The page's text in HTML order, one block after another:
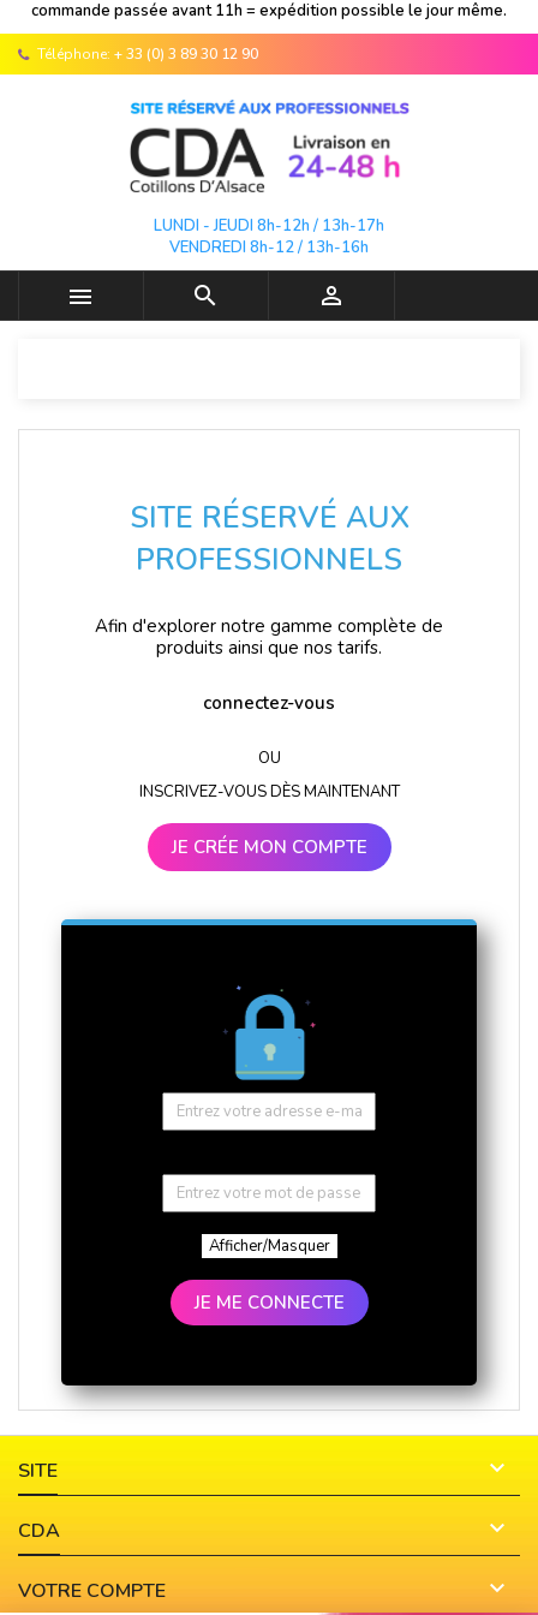
commande passée avant 11h = expédition possible le jour même.
Téléphone: + 33 (0) 3 89 30 12 90
LUNDI - JEUDI 8h-12h / 13h-17h
VENDREDI 8h-12 / 13h-16h
  
SITE RÉSERVÉ AUX
PROFESSIONNELS
Afin d'explorer notre gamme complète de
produits ainsi que nos tarifs.
connectez-vous
OU
INSCRIVEZ-VOUS DÈS MAINTENANT
JE CRÉE MON COMPTE
Afficher/Masquer
JE ME CONNECTE
SITE 
CDA 
VOTRE COMPTE 